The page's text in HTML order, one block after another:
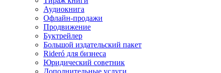
Аудиокнига
Офлайн-продажи
Продвижение
Буктрейлер
Большой издательский пакет
Rideró для бизнеса
Юридический советник
Дополнительные услуги